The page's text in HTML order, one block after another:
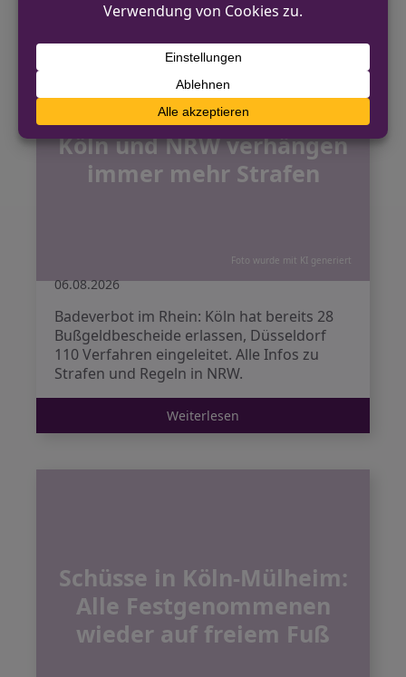
Badeverbot im Rhein:
Köln und NRW verhängen
immer mehr Strafen
Foto wurde mit KI generiert
06.08.2026
Badeverbot im Rhein: Köln hat bereits 28
Bußgeldbescheide erlassen, Düsseldorf
110 Verfahren eingeleitet. Alle Infos zu
Strafen und Regeln in NRW.
Weiterlesen
Schüsse in Köln-Mülheim:
Alle Festgenommenen
wieder auf freiem Fuß